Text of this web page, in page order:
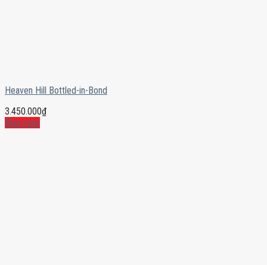
Heaven Hill Bottled-in-Bond
3.450.000₫
Mua ngay